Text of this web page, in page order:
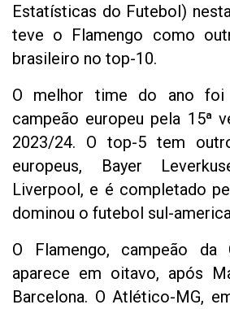
Estatísticas do Futebol)
teve o Flamengo como
brasileiro no top-10.
O melhor time do ano foi
campeão europeu pela 15ª
2023/24. O top-5 tem
europeus, Bayer
Liverpool, e é completado
dominou o futebol sul-
O Flamengo, campeão da
aparece em oitavo, após
Barcelona. O Atlético-MG,